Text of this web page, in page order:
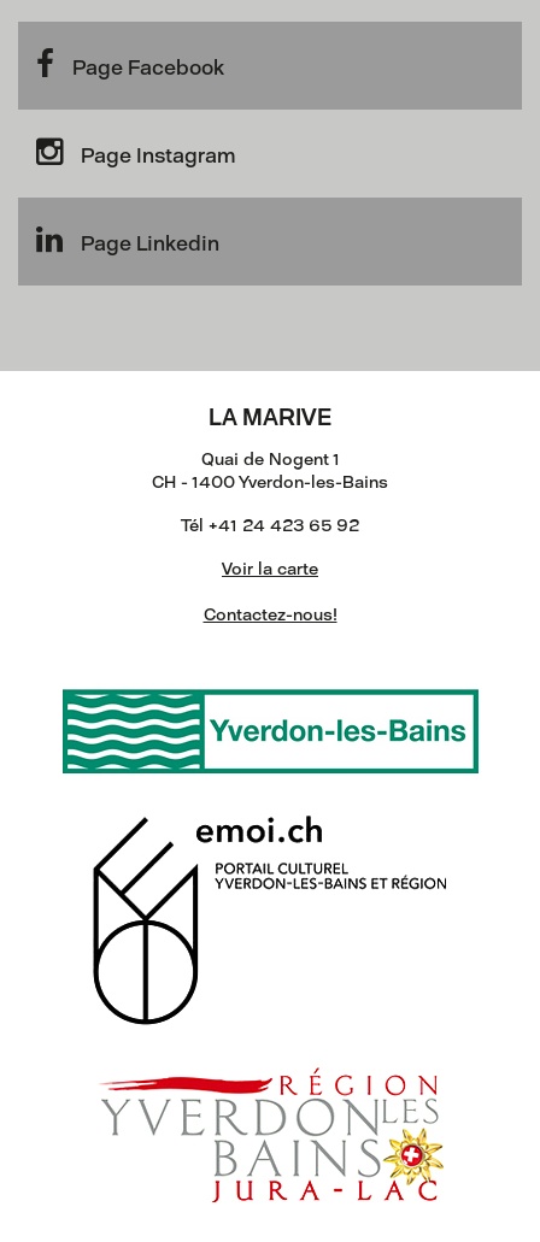
Page Facebook
Page Instagram
Page Linkedin
LA MARIVE
Quai de Nogent 1
CH - 1400 Yverdon-les-Bains
Tél +41 24 423 65 92
Voir la carte
Contactez-nous!